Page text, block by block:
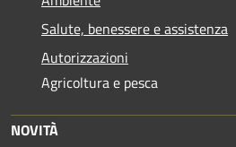
Salute, benessere e assistenza
Autorizzazioni
Agricoltura e pesca
NOVITÀ